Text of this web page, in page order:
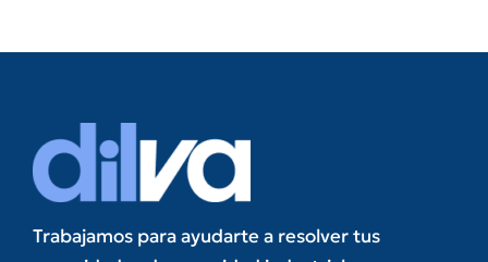
Trabajamos para ayudarte a resolver tus